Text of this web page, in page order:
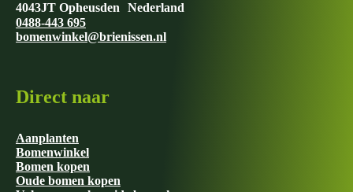
4043JT Opheusden Nederland
0488-443 695
bomenwinkel@brienissen.nl
Direct naar
Aanplanten
Bomenwinkel
Bomen kopen
Oude bomen kopen